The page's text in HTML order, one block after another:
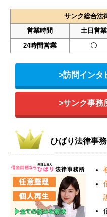
サンク総合法
営業時間
土日営業
24時間営業
〇
>訪問インタ
>サンク事務
ひばり法律事